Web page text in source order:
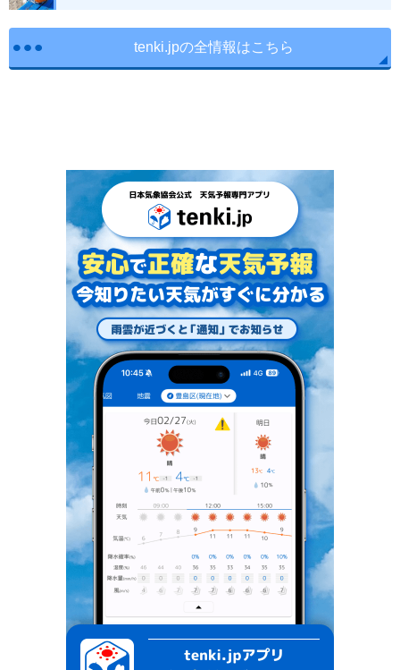
tenki.jpの全情報はこちら